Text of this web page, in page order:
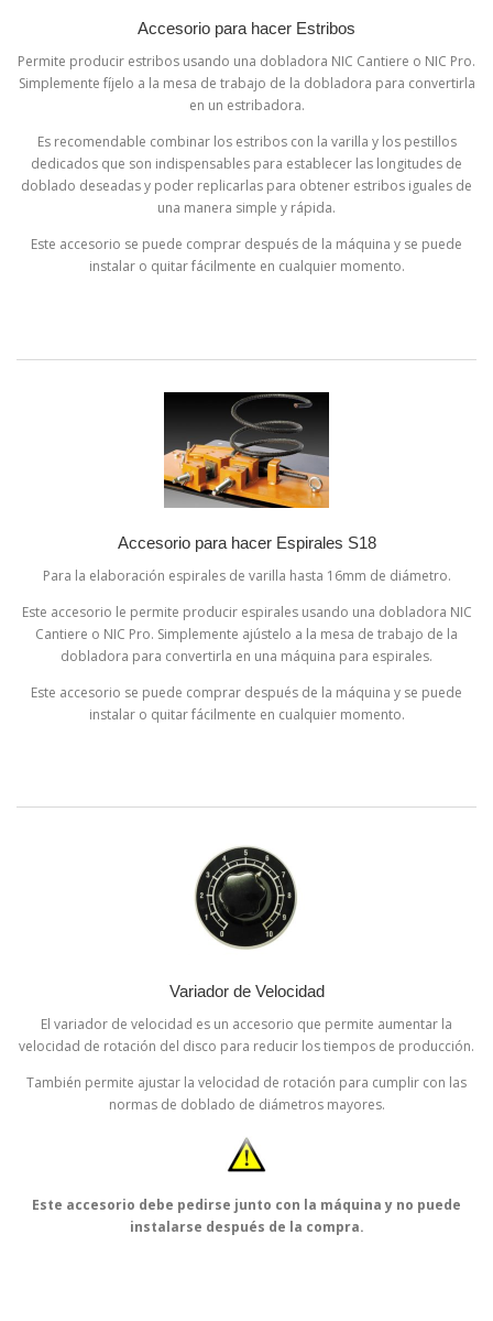
Accesorio para hacer Estribos
Permite producir estribos usando una dobladora NIC Cantiere o NIC Pro.
Simplemente fíjelo a la mesa de trabajo de la dobladora para convertirla
en un estribadora.
Es recomendable combinar los estribos con la varilla y los pestillos
dedicados que son indispensables para establecer las longitudes de
doblado deseadas y poder replicarlas para obtener estribos iguales de
una manera simple y rápida.
Este accesorio se puede comprar después de la máquina y se puede
instalar o quitar fácilmente en cualquier momento.
Accesorio para hacer Espirales S18
Para la elaboración espirales de varilla hasta 16mm de diámetro.
Este accesorio le permite producir espirales usando una dobladora NIC
Cantiere o NIC Pro. Simplemente ajústelo a la mesa de trabajo de la
dobladora para convertirla en una máquina para espirales.
Este accesorio se puede comprar después de la máquina y se puede
instalar o quitar fácilmente en cualquier momento.
Variador de Velocidad
El variador de velocidad es un accesorio que permite aumentar la
velocidad de rotación del disco para reducir los tiempos de producción.
También permite ajustar la velocidad de rotación para cumplir con las
normas de doblado de diámetros mayores.
Este accesorio debe pedirse junto con la máquina y no puede
instalarse después de la compra.